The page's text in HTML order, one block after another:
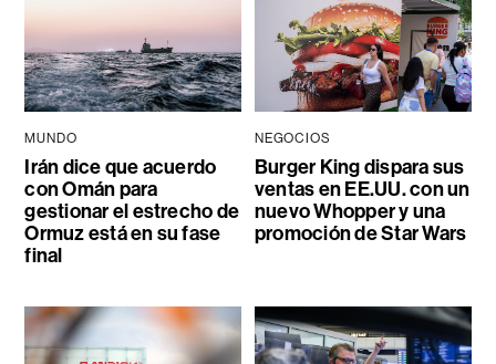
MUNDO
Irán dice que acuerdo
con Omán para
gestionar el estrecho de
Ormuz está en su fase
final
NEGOCIOS
Burger King dispara sus
ventas en EE.UU. con un
nuevo Whopper y una
promoción de Star Wars